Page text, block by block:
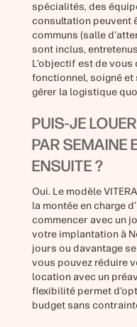
spécialités, des
consultation peuvent
communs (salle
sont inclus,
L’objectif est de
fonctionnel, soigné et
gérer la logistique
PUIS-JE
PAR SEMAINE
ENSUITE ?
Oui. Le modèle
la montée en charge
commencer avec un
votre implantation à
jours ou davantage
vous pouvez réduire
location avec un
flexibilité permet
budget sans